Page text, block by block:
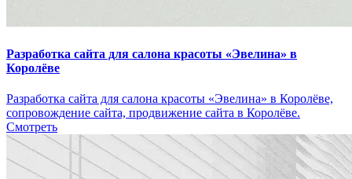
Разработка сайта для салона красоты «Эвелина» в
Королёве
Разработка сайта для салона красоты «Эвелина» в Королёве,
сопровождение сайта, продвижение сайта в Королёве.
Смотреть